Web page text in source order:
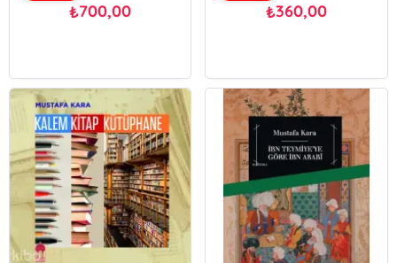
₺700,00 ₺360,00